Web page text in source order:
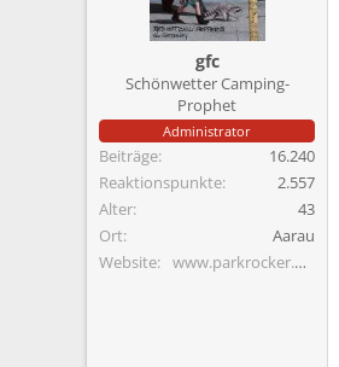
gfc
Schönwetter Camping-
Prophet
Administrator
Beiträge
16.240
Reaktionspunkte
2.557
Alter
43
Ort
Aarau
Website
www.parkrocker.net